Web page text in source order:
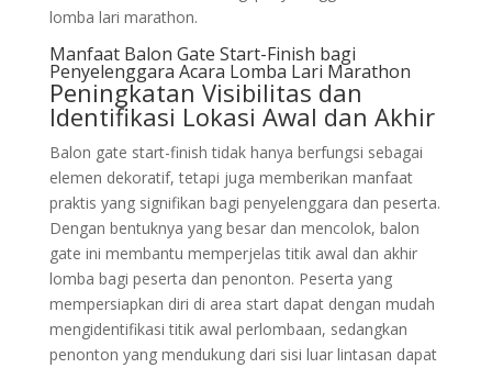
lomba lari marathon.
Manfaat Balon Gate Start-Finish bagi
Penyelenggara Acara Lomba Lari Marathon
Peningkatan Visibilitas dan
Identifikasi Lokasi Awal dan Akhir
Balon gate start-finish tidak hanya berfungsi sebagai
elemen dekoratif, tetapi juga memberikan manfaat
praktis yang signifikan bagi penyelenggara dan peserta.
Dengan bentuknya yang besar dan mencolok, balon
gate ini membantu memperjelas titik awal dan akhir
lomba bagi peserta dan penonton. Peserta yang
mempersiapkan diri di area start dapat dengan mudah
mengidentifikasi titik awal perlombaan, sedangkan
penonton yang mendukung dari sisi luar lintasan dapat